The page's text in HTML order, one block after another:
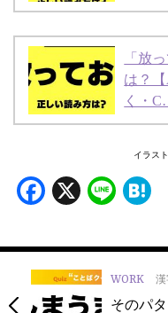
「放
は？
く・
イラス
Facebook
X Line
WORK
そのパ